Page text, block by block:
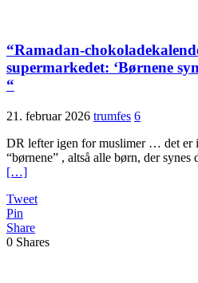
“Ramadan-
supermarkedet: ‘Børnene
“
21. februar 2026 trumfes 6
DR lefter igen for muslimer … det er
“børnene” , altså alle børn, der
[…]
Tweet
Pin
Share
0 Shares